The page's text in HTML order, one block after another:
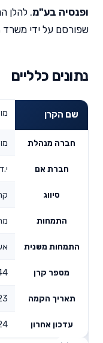
ופנסיה בע"מ. להלן
שפורסם על ידי משרד
נתונים כלליים
שם הקרן
חברה מנהלת
חברת אם
סיווג
התמחות
התמחות משנית
מספר קרן
תאריך הקמה
עדכון אחרון